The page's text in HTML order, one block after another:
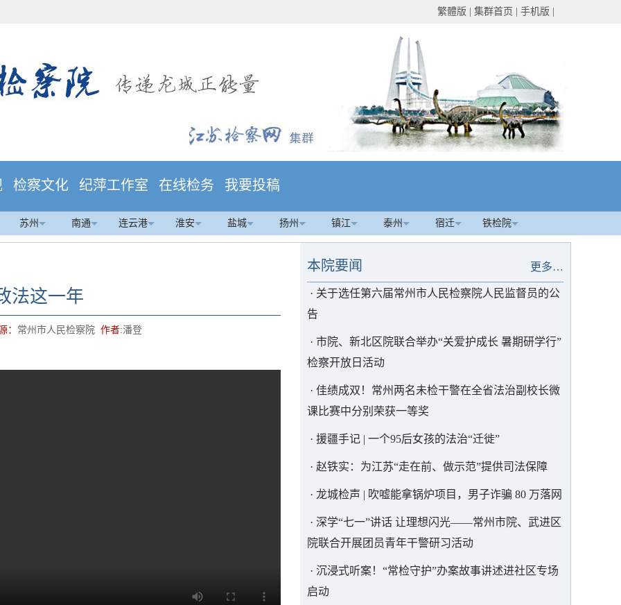
繁體版 集群首页 手机版
检察文化 纪萍工作室 在线检务 我要投稿
苏州 南通 连云港 淮安 盐城 扬州 镇江 泰州 宿迁 铁检院
法这一年
： 常州市人民检察院 作者:潘登
更多…
本院要闻
· 关于选任第六届常州市人民检察院人民监督员的公
告
· 市院、新北区院联合举办“关爱护成长 暑期研学行”
检察开放日活动
· 佳绩成双！常州两名未检干警在全省法治副校长微
课比赛中分别荣获一等奖
· 援疆手记 | 一个95后女孩的法治“迁徙”
· 赵铁实：为江苏“走在前、做示范”提供司法保障
· 龙城检声 | 吹嘘能拿锅炉项目，男子诈骗 80 万落网
· 深学“七一”讲话 让理想闪光——常州市院、武进区
院联合开展团员青年干警研习活动
· 沉浸式听案！“常检守护”办案故事讲述进社区专场
启动